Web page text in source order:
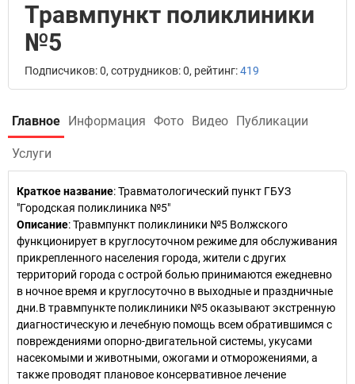
Травмпункт поликлиники
№5
Подписчиков: 0, сотрудников: 0, рейтинг:419
Главное Информация Фото Видео Публикации
Услуги
Краткое название:Травматологический пункт ГБУЗ
"Городская поликлиника №5"
Описание: Травмпункт поликлиники №5 Волжского
функционирует в круглосуточном режиме для обслуживания
прикрепленного населения города, жители с других
территорий города с острой болью принимаются ежедневно
в ночное время и круглосуточно в выходные и праздничные
дни.В травмпункте поликлиники №5 оказывают экстренную
диагностическую и лечебную помощь всем обратившимся с
повреждениями опорно-двигательной системы, укусами
насекомыми и животными, ожогами и отморожениями, а
также проводят плановое консервативное лечение